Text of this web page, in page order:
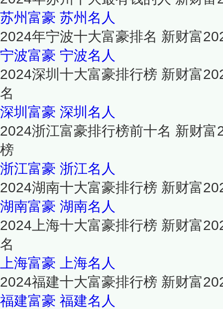
苏州富豪 苏州名人
2024年宁波十大富豪排名 新财富
宁波富豪 宁波名人
2024深圳十大富豪排行榜 新财富
名
深圳富豪 深圳名人
2024浙江富豪排行榜前十名 新财
榜
浙江富豪 浙江名人
2024湖南十大富豪排行榜 新财富
湖南富豪 湖南名人
2024上海十大富豪排行榜 新财富
名
上海富豪
上海名人
2024福建十大富豪排行榜 新财富
福建富豪 福建名人